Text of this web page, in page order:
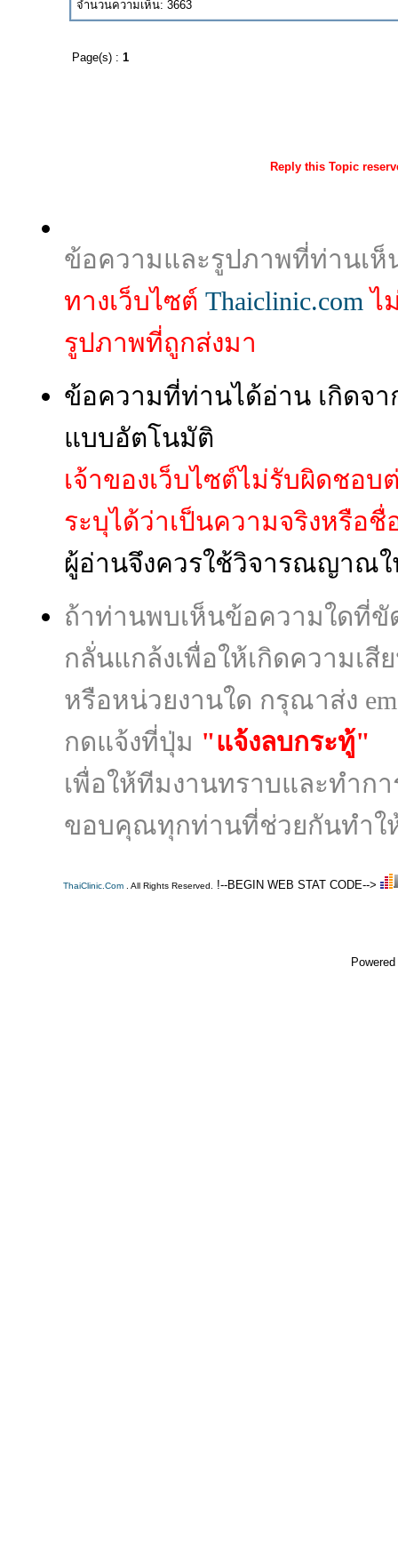
จำนวนความเห็น: 3663
Page(s) : 1
Reply this Topic
ข้อความและรูปภาพที่ท่านเห็
ทางเว็บไซต์ Thaiclinic.com ไ
รูปภาพที่ถูกส่งมา
ข้อความที่ท่านได้อ่าน เกิดจ
แบบอัตโนมัติ
เจ้าของเว็บไซต์ไม่รับผิดชอ
ระบุได้ว่าเป็นความจริงหรือ
ผู้อ่านจึงควรใช้วิจารณญาณใ
ถ้าท่านพบเห็นข้อความใดที่
กลั่นแกล้งเพื่อให้เกิดความเ
หรือหน่วยงานใด กรุณาส่ง
กดแจ้งที่ปุ่ม "แจ้งลบกระทู้"
เพื่อให้ทีมงานทราบและทำก
ขอบคุณทุกท่านที่ช่วยกันทำใ
ThaiClinic.Com . All Rights Reserved. !--BEGIN WEB STAT CODE-->